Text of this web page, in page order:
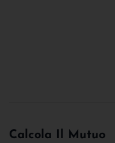
Calcola Il Mutuo